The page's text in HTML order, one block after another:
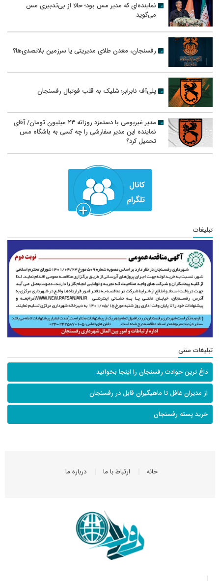
نماینده‌ای که مدیر مس بود؛ حالا از بی‌تدبیری مس
می‌گوید
رفسنجان، معدن طلای مدیریتی یا سرزمین بلاتصدی‌ها؟
پلی‌آف نابرابر؛ شلیک به قلب فوتبال رفسنجان
مدیر غیربومی با دستمزد روزانه ۲۳ میلیون تومان/ آقای
نماینده این مدیر سفارشی را چه کسی به باشگاه مس
تحمیل کرد؟
تبلیغات
تبلیغات متنی
داغ ترین حوادث رفسنجان را اینجا بخوانید
از مدیران غافل تا ماهیگیران قابل در رفسنجان
خرید پسته رفسنجان
خانه ارتباط با ما درباره ما